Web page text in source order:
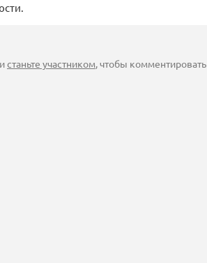
станьте участником, чтобы комментировать